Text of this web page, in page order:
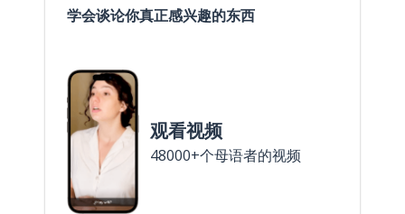
学会谈论你真正感兴趣的东西
观看视频
48000+个母语者的视频